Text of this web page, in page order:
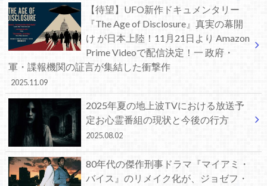
【待望】UFO新作ドキュメンタリー
『The Age of Disclosure』真実の幕開
け が日本上陸！11月21日より Amazon
Prime Videoで配信決定！一 政府・
軍・諜報機関の証言が集結した衝撃作
2025.11.09
2025年夏の地上波TVにおける放送予
定お心霊番組の現状と今後の行方
2025.08.02
80年代の傑作刑事ドラマ『マイアミ・
バイス』のリメイク化が、ジョゼフ・